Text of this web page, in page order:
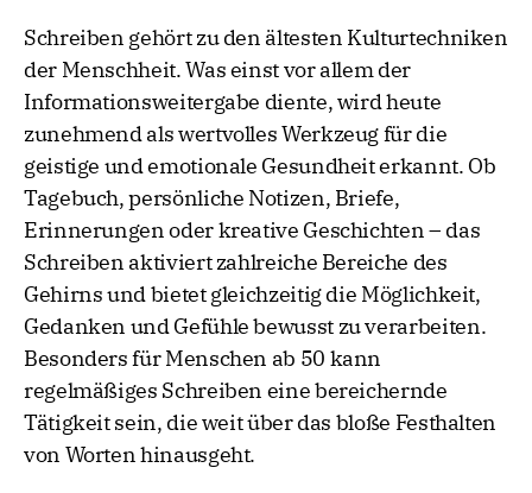
Schreiben gehört zu den ältesten Kulturtechniken
der Menschheit. Was einst vor allem der
Informationsweitergabe diente, wird heute
zunehmend als wertvolles Werkzeug für die
geistige und emotionale Gesundheit erkannt. Ob
Tagebuch, persönliche Notizen, Briefe,
Erinnerungen oder kreative Geschichten – das
Schreiben aktiviert zahlreiche Bereiche des
Gehirns und bietet gleichzeitig die Möglichkeit,
Gedanken und Gefühle bewusst zu verarbeiten.
Besonders für Menschen ab 50 kann
regelmäßiges Schreiben eine bereichernde
Tätigkeit sein, die weit über das bloße Festhalten
von Worten hinausgeht.